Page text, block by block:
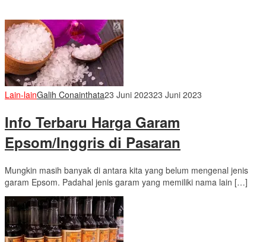
Lain-lainGalih Conainthata23 Juni 202323 Juni 2023
Info Terbaru Harga Garam
Epsom/Inggris di Pasaran
Mungkin masih banyak di antara kita yang belum mengenal jenis
garam Epsom. Padahal jenis garam yang memiliki nama lain […]